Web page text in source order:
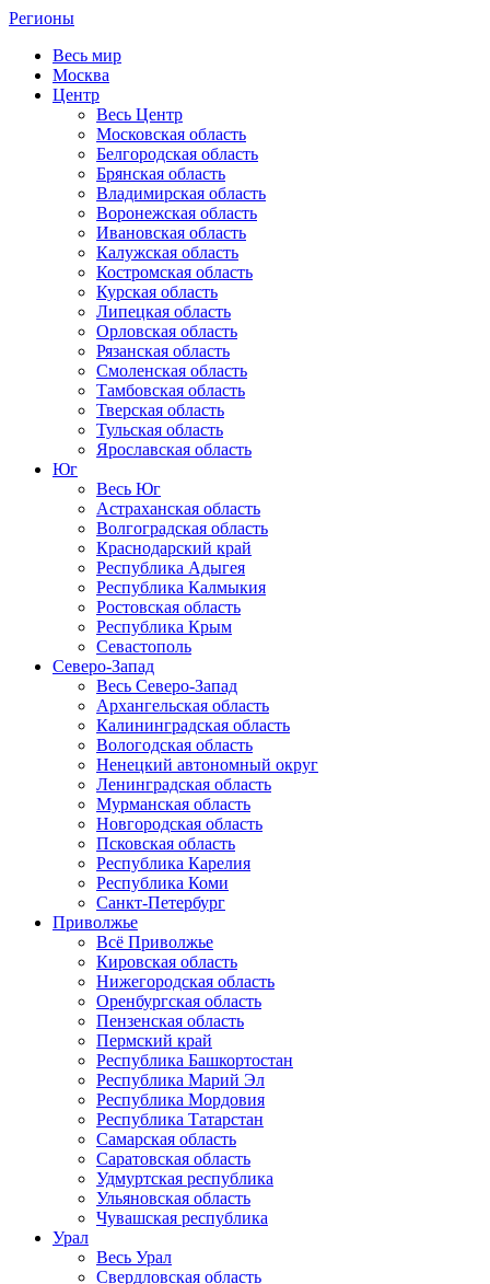
Регионы
Весь мир
Москва
Центр
Весь Центр
Московская область
Белгородская область
Брянская область
Владимирская область
Воронежская область
Ивановская область
Калужская область
Костромская область
Курская область
Липецкая область
Орловская область
Рязанская область
Смоленская область
Тамбовская область
Тверская область
Тульская область
Ярославская область
Юг
Весь Юг
Астраханская область
Волгоградская область
Краснодарский край
Республика Адыгея
Республика Калмыкия
Ростовская область
Республика Крым
Севастополь
Северо-Запад
Весь Северо-Запад
Архангельская область
Калининградская область
Вологодская область
Ненецкий автономный округ
Ленинградская область
Мурманская область
Новгородская область
Псковская область
Республика Карелия
Республика Коми
Санкт-Петербург
Приволжье
Всё Приволжье
Кировская область
Нижегородская область
Оренбургская область
Пензенская область
Пермский край
Республика Башкортостан
Республика Марий Эл
Республика Мордовия
Республика Татарстан
Самарская область
Саратовская область
Удмуртская республика
Ульяновская область
Чувашская республика
Урал
Весь Урал
Свердловская область